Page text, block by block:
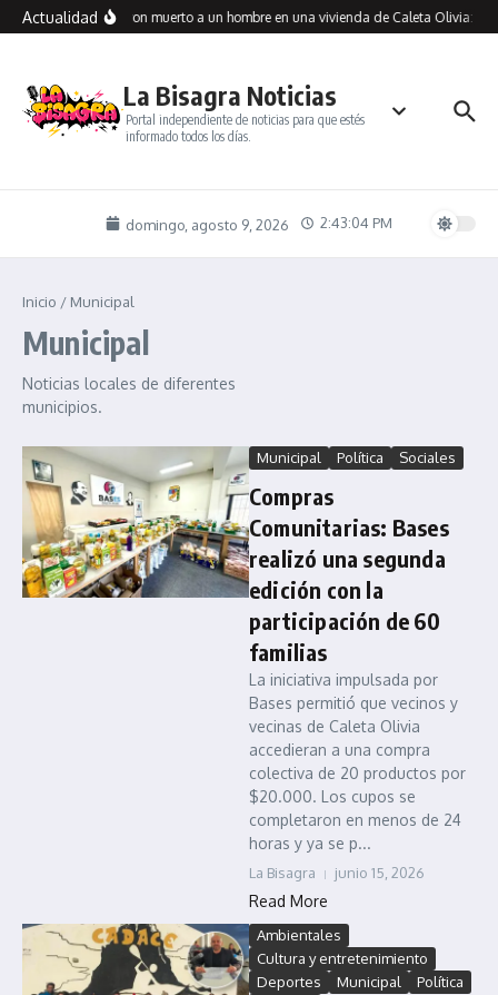
Saltar al contenido
ActualidadEncontraron muerto a un hombre en una vivienda de Caleta Olivia:
La Bisagra Noticias
Portal independiente de noticias para que estés
informado todos los días.
domingo, agosto 9, 2026 2:43:05 PM
Inicio / Municipal
Municipal
Noticias locales de diferentes
municipios.
Municipal Política Sociales
Compras
Comunitarias: Bases
realizó una segunda
edición con la
participación de 60
familias
La iniciativa impulsada por
Bases permitió que vecinos y
vecinas de Caleta Olivia
accedieran a una compra
colectiva de 20 productos por
$20.000. Los cupos se
completaron en menos de 24
horas y ya se p...
La Bisagra junio 15, 2026
Read More
Ambientales
Cultura y entretenimiento
Deportes
Municipal
Política